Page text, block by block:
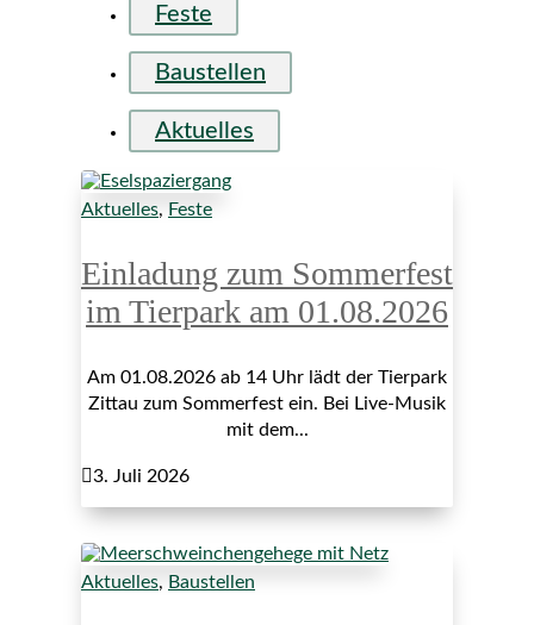
Feste
Baustellen
Aktuelles
Aktuelles, Feste
Einladung zum Sommerfest
im Tierpark am 01.08.2026
Am 01.08.2026 ab 14 Uhr lädt der Tierpark
Zittau zum Sommerfest ein. Bei Live-Musik
mit dem...
3. Juli 2026
Aktuelles, Baustellen